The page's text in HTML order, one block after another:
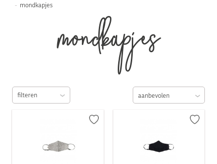
mondkapjes
mondkapjes
filteren